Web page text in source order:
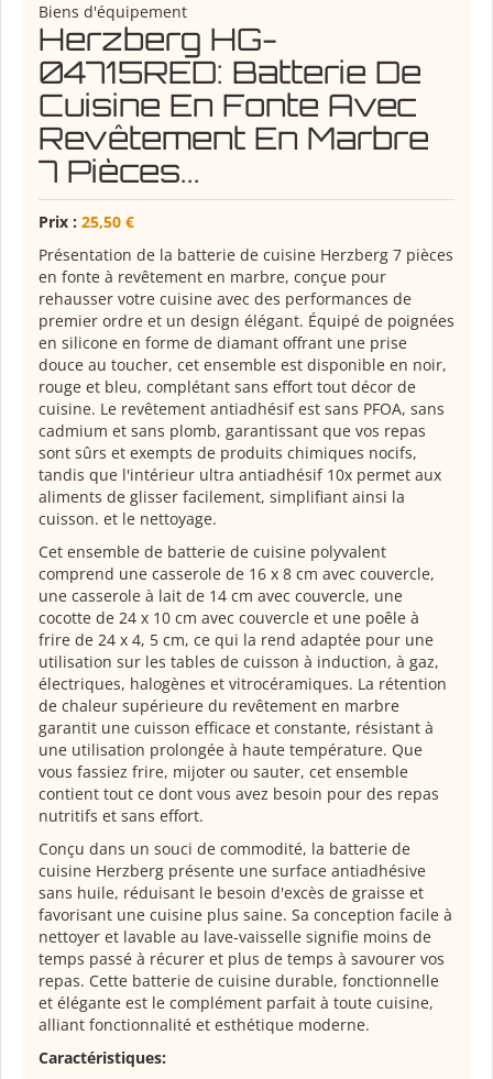
Biens d'équipement
Herzberg HG-
04715RED: Batterie De
Cuisine En Fonte Avec
Revêtement En Marbre
7 Pièces...
Prix : 25,50 €
Présentation de la batterie de cuisine Herzberg 7 pièces
en fonte à revêtement en marbre, conçue pour
rehausser votre cuisine avec des performances de
premier ordre et un design élégant. Équipé de poignées
en silicone en forme de diamant offrant une prise
douce au toucher, cet ensemble est disponible en noir,
rouge et bleu, complétant sans effort tout décor de
cuisine. Le revêtement antiadhésif est sans PFOA, sans
cadmium et sans plomb, garantissant que vos repas
sont sûrs et exempts de produits chimiques nocifs,
tandis que l'intérieur ultra antiadhésif 10x permet aux
aliments de glisser facilement, simplifiant ainsi la
cuisson. et le nettoyage.
Cet ensemble de batterie de cuisine polyvalent
comprend une casserole de 16 x 8 cm avec couvercle,
une casserole à lait de 14 cm avec couvercle, une
cocotte de 24 x 10 cm avec couvercle et une poêle à
frire de 24 x 4, 5 cm, ce qui la rend adaptée pour une
utilisation sur les tables de cuisson à induction, à gaz,
électriques, halogènes et vitrocéramiques. La rétention
de chaleur supérieure du revêtement en marbre
garantit une cuisson efficace et constante, résistant à
une utilisation prolongée à haute température. Que
vous fassiez frire, mijoter ou sauter, cet ensemble
contient tout ce dont vous avez besoin pour des repas
nutritifs et sans effort.
Conçu dans un souci de commodité, la batterie de
cuisine Herzberg présente une surface antiadhésive
sans huile, réduisant le besoin d'excès de graisse et
favorisant une cuisine plus saine. Sa conception facile à
nettoyer et lavable au lave-vaisselle signifie moins de
temps passé à récurer et plus de temps à savourer vos
repas. Cette batterie de cuisine durable, fonctionnelle
et élégante est le complément parfait à toute cuisine,
alliant fonctionnalité et esthétique moderne.
Caractéristiques: